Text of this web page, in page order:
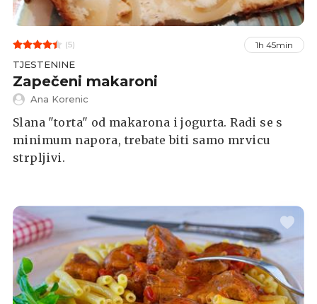
(5) 1h 45min
TJESTENINE
Zapečeni makaroni
Ana Korenic
Slana "torta" od makarona i jogurta. Radi se s
minimum napora, trebate biti samo mrvicu
strpljivi.